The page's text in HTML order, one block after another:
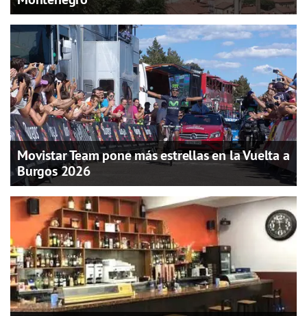
Movistar Team pone más estrellas en la Vuelta a
Burgos 2026